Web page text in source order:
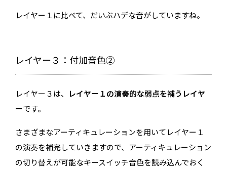
ヤ
レイヤー１に比べて、だいぶハデな音がしていますね。
レイヤー３：付加音色②
レイヤー３は、
レイヤー１の演奏的な弱点を補うレイヤ
ーです。
さまざまなアーティキュレーションを用いてレイヤー１
の演奏を補完していきますので、アーティキュレーション
の切り替えが可能なキースイッチ音色を読み込んでおく